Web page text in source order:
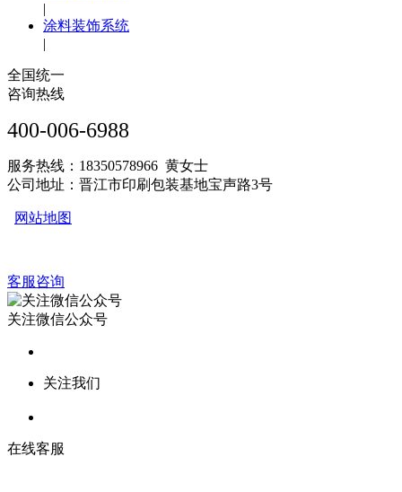
|
涂料装饰系统
|
全国统一
咨询热线
400-006-6988
服务热线：18350578966 黄女士
公司地址：晋江市印刷包装基地宝声路3号
网站地图
客服咨询
关注微信公众号
关注我们
在线客服